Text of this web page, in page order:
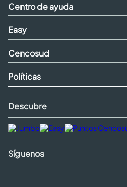
Centro de ayuda
Easy
Cencosud
Políticas
Descubre
Síguenos